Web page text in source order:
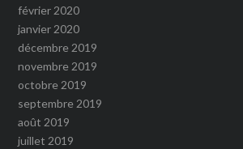
février 2020
janvier 2020
décembre 2019
novembre 2019
octobre 2019
septembre 2019
août 2019
juillet 2019